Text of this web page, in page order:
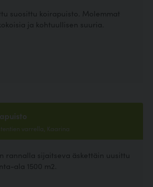
suosittu koirapuisto. Molemmat
ja kohtuullisen suuria.
varrella, Kaarina
rannalla sijaitseva äskettäin uusittu
ala 1500 m2.